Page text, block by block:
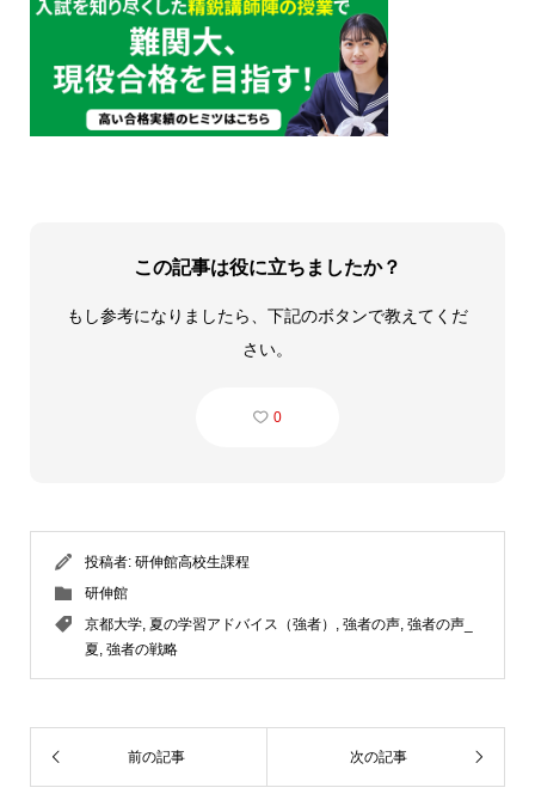
この記事は役に立ちましたか？
もし参考になりましたら、下記のボタンで教えてくだ
さい。
0
投稿者: 研伸館高校生課程
研伸館
京都大学 夏の学習アドバイス（強者） 強者の声 強者の声_
夏 強者の戦略
前の記事 次の記事